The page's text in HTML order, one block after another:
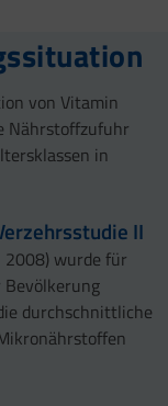
von Vitamin
Nährstoffzufuhr
in
II
2008) wurde für
durchschnittliche